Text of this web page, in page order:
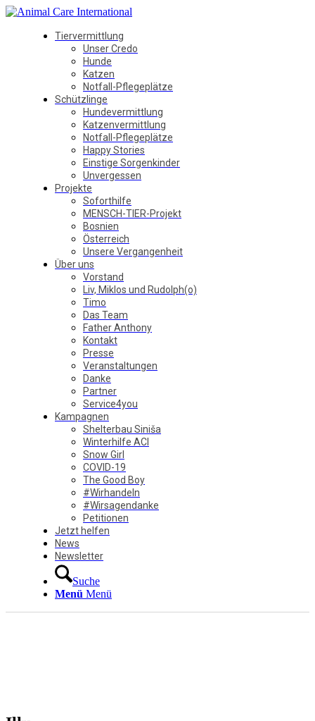
Tiervermittlung
Unser Credo
Hunde
Katzen
Notfall-Pflegeplätze
Schützlinge
Hundevermittlung
Katzenvermittlung
Notfall-Pflegeplätze
Happy Stories
Einstige Sorgenkinder
Unvergessen
Projekte
Soforthilfe
MENSCH-TIER-Projekt
Bosnien
Österreich
Unsere Vergangenheit
Über uns
Vorstand
Liv, Miklos und Rudolph(o)
Timo
Das Team
Father Anthony
Kontakt
Presse
Veranstaltungen
Danke
Partner
Service4you
Kampagnen
Shelterbau Siniša
Winterhilfe ACI
Snow Girl
COVID-19
The Good Boy
#Wirhandeln
#Wirsagendanke
Petitionen
Jetzt helfen
News
Newsletter
Suche
Menü Menü